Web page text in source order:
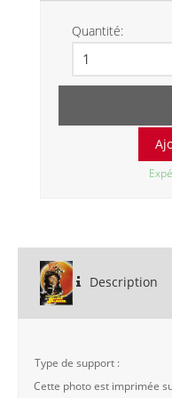
Quantité:
Description
Type de support :
Cette photo est imprimée